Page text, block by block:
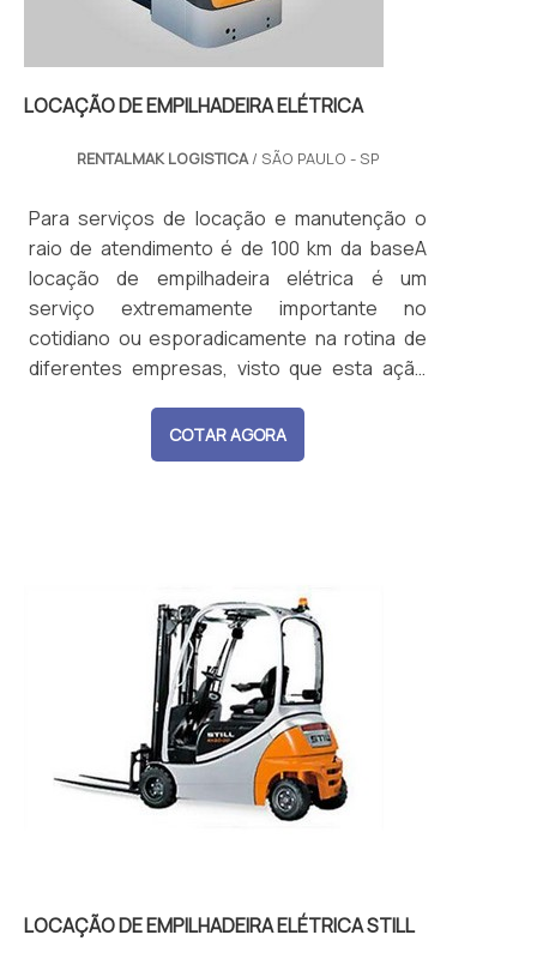
LOCAÇÃO DE EMPILHADEIRA ELÉTRICA
RENTALMAK LOGISTICA / SÃO PAULO - SP
Para serviços de locação e manutenção o
raio de atendimento é de 100 km da baseA
locação de empilhadeira elétrica é um
serviço extremamente importante no
cotidiano ou esporadicamente na rotina de
diferentes empresas, visto que esta ação
armazenamento de cargas maiores e mais
pesada. MAIS INFORMAÇÕES SOBRE O
COTAR AGORA
LOCAÇÃO DE EMPILHADEIRA ELÉTRICA STILL